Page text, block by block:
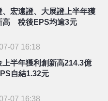
、宏遠證、大展證上半年獲
高 稅後EPS均逾3元
07 16:18
上半年獲利創新高214.3億
自結1.32元
07 16:38